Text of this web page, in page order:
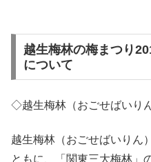
越生梅林の梅まつり
について
◇越生梅林（おごせばいり
越生梅林（おごせばいりん
ともに、「関東三大梅林」